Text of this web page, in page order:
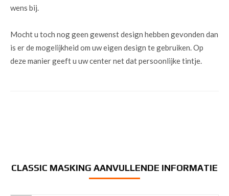
wens bij.
Mocht u toch nog geen gewenst design hebben gevonden dan
is er de mogelijkheid om uw eigen design te gebruiken. Op
deze manier geeft u uw center net dat persoonlijke tintje.
CLASSIC MASKING AANVULLENDE INFORMATIE